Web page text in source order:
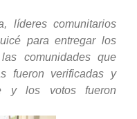
líderes comunitarios
para entregar los
comunidades que
fueron verificadas y
y los votos fueron